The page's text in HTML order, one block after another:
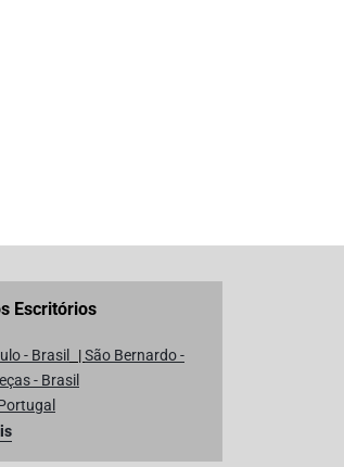
Escritórios
- Brasil |São Bernardo -
- Brasil